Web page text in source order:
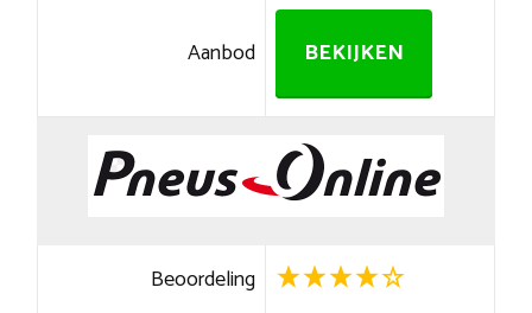
Aanbod BEKIJKEN
Beoordeling